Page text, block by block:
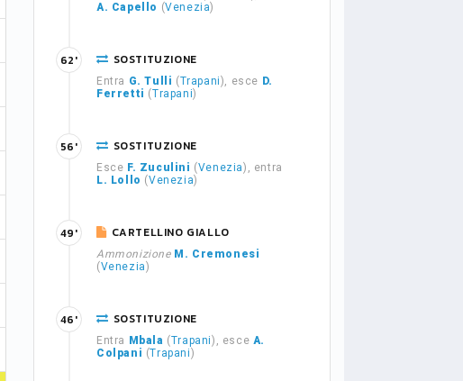
A. Capello (Venezia)
SOSTITUZIONE
Entra G. Tulli (Trapani), esce D.
Ferretti (Trapani)
62'
SOSTITUZIONE
Esce F. Zuculini (Venezia), entra
L. Lollo (Venezia)
56'
CARTELLINO GIALLO
Ammonizione M. Cremonesi
(Venezia)
49'
SOSTITUZIONE
Entra Mbala (Trapani), esce A.
Colpani (Trapani)
46'